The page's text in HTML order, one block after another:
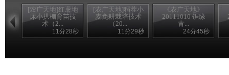
[农广天地]红薯地
床小拱棚育苗技
术（2...
11分28秒
[农广天地]稻茬小
麦免耕栽培技术
（20...
11分29秒
《农广天地》
20111010 锯缘
青...
24分45秒